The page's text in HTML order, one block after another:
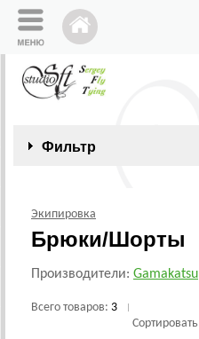
Фильтр
Экипировка
Брюки/Шорты
Производители: Gamakatsu
Всего товаров: 3
Сортировать